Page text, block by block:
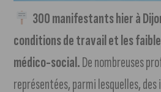
300 manifestants hier à
conditions de travail et les
médico-social.De nombreuses
représentées, parmi lesquelles,